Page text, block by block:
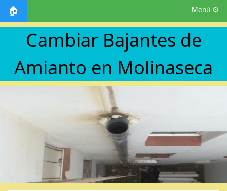
🏠 Menú ⚙️
Cambiar Bajantes de
Amianto en Molinaseca